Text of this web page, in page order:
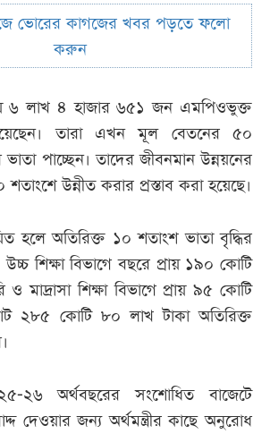
ভোরের কাগজের খবর পড়তে ফলো
করুন
৬ লাখ ৪ হাজার ৬৫১ জন এমপিওভুক্ত
রয়েছেন। তারা এখন মূল বেতনের ৫০
পাচ্ছেন। তাদের জীবনমান উন্নয়নের
উন্নীত করার প্রস্তাব করা হয়েছে।
হলে অতিরিক্ত ১০ শতাংশ ভাতা বৃদ্ধির
শিক্ষা বিভাগে বছরে প্রায় ১৯০ কোটি
মাদ্রাসা শিক্ষা বিভাগে প্রায় ৯৫ কোটি
২৮৫ কোটি ৮০ লাখ টাকা অতিরিক্ত
২৬ অর্থবছরের সংশোধিত বাজেটে
দেওয়ার জন্য অর্থমন্ত্রীর কাছে অনুরোধ